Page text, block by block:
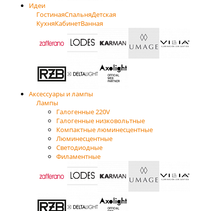
Идеи
ГостинаяСпальняДетская
КухняКабинетВанная
Аксессуары и лампы
Лампы
Галогенные 220V
Галогенные низковольтные
Компактные люминесцентные
Люминесцентные
Светодиодные
Филаментные